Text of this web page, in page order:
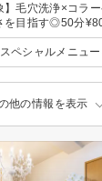
】毛穴洗浄×コラ
を目指す◎50分
ペシャルメニュ
他の情報を表示